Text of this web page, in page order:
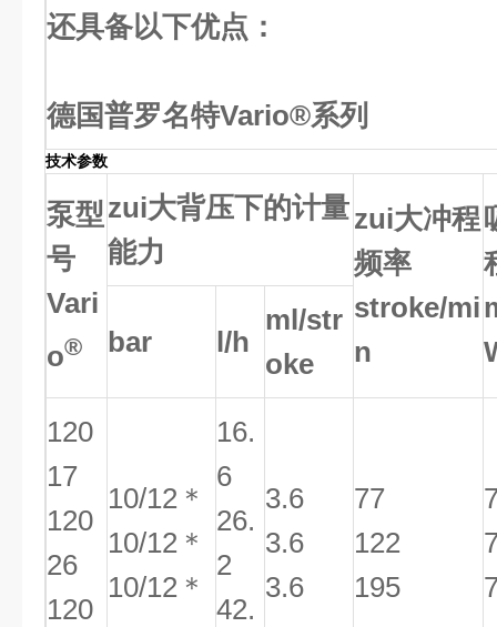
还具备以下优点：
德国普罗名特Vario®系列
技术参数
泵型
号
Vari
o®
zui大背压下的计量
能力
zui大冲程
频率
stroke/mi
n
bar l/h
ml/str
oke
120
17
120
26
120
10/12＊
10/12＊
10/12＊
16.
6
26.
2
42.
3.6
3.6
3.6
77
122
195